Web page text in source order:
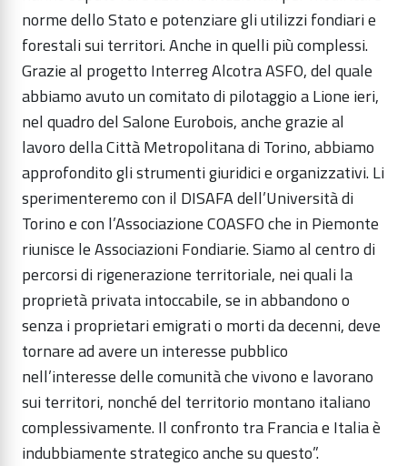
norme dello Stato e potenziare gli utilizzi fondiari e
forestali sui territori. Anche in quelli più complessi.
Grazie al progetto Interreg Alcotra ASFO, del quale
abbiamo avuto un comitato di pilotaggio a Lione ieri,
nel quadro del Salone Eurobois, anche grazie al
lavoro della Città Metropolitana di Torino, abbiamo
approfondito gli strumenti giuridici e organizzativi. Li
sperimenteremo con il DISAFA dell’Università di
Torino e con l’Associazione COASFO che in Piemonte
riunisce le Associazioni Fondiarie. Siamo al centro di
percorsi di rigenerazione territoriale, nei quali la
proprietà privata intoccabile, se in abbandono o
senza i proprietari emigrati o morti da decenni, deve
tornare ad avere un interesse pubblico
nell’interesse delle comunità che vivono e lavorano
sui territori, nonché del territorio montano italiano
complessivamente. Il confronto tra Francia e Italia è
indubbiamente strategico anche su questo”.